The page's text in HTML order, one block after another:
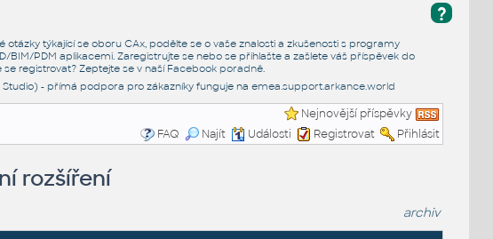
?
otázky týkající se oboru CAx, podělte se o vaše znalosti a zkušenosti s programy
BIM/PDM aplikacemi. Zaregistrujte se nebo se přihlašte a zašlete váš příspěvek do
se registrovat? Zeptejte se v naší Facebook poradně.
- přímá podpora pro zákazníky funguje na emea.support.arkance.world
Nejnovější příspěvky
FAQ
Najít Události Registrovat Přihlásit
rozšíření
archiv